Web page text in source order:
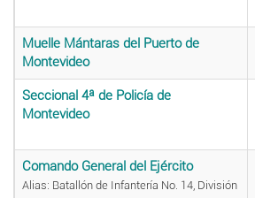
Muelle Mántaras del Puerto de
Montevideo
Seccional 4ª de Policía de
Montevideo
Comando General del Ejército
Alias: Batallón de Infantería No. 14, División